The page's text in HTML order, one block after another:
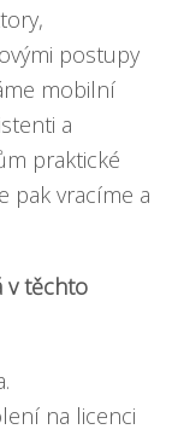
postupy
mobilní
a
praktické
pak vracíme a
v těchto
na licenci